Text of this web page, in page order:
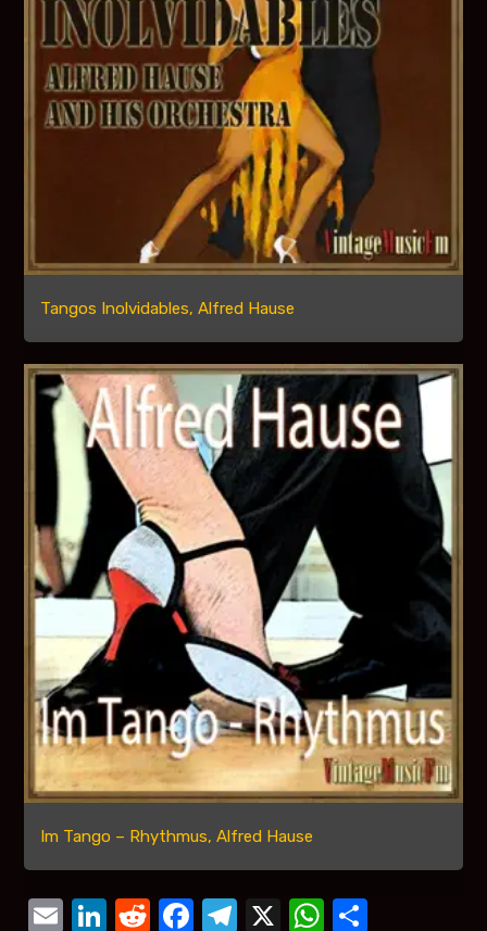
Tangos Inolvidables, Alfred Hause
Im Tango – Rhythmus, Alfred Hause
Email
LinkedIn
Reddit
Facebook
Telegram
X